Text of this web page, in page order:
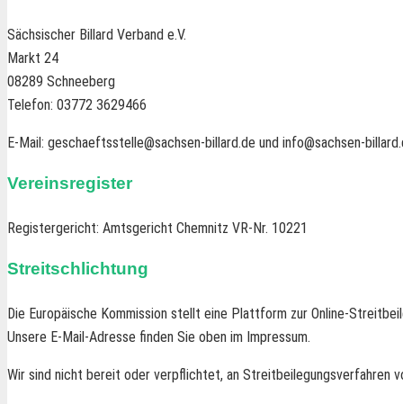
Sächsischer Billard Verband e.V.
Markt 24
08289 Schneeberg
Telefon: 03772 3629466
E-Mail: geschaeftsstelle@sachsen-billard.de und info@sachsen-
Vereinsregister
Registergericht: Amtsgericht Chemnitz VR-Nr. 10221
Streitschlichtung
Die Europäische Kommission stellt eine Plattform zur Online-
Unsere E-Mail-Adresse finden Sie oben im Impressum.
Wir sind nicht bereit oder verpflichtet, an Streitbeilegungsverfahren